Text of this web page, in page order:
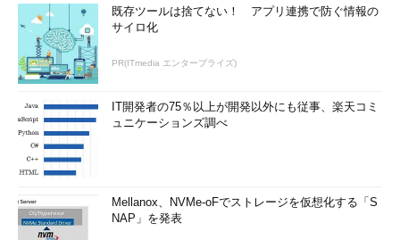
既存ツールは捨てない！ アプリ連携で防ぐ情報の
サイロ化
PR(ITmedia エンタープライズ)
IT開発者の75％以上が開発以外にも従事、楽天コミ
ュニケーションズ調べ
Mellanox、NVMe-oFでストレージを仮想化する「S
NAP」を発表